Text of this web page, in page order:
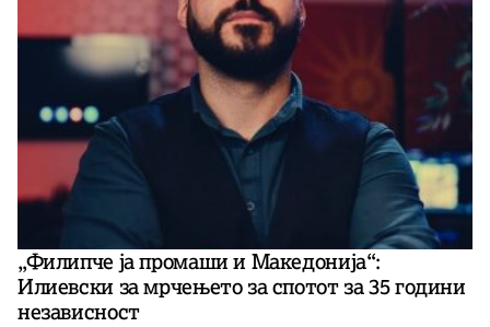
„Филипче ја промаши и Македонија“:
Илиевски за мрчењето за спотот за 35 години
независност